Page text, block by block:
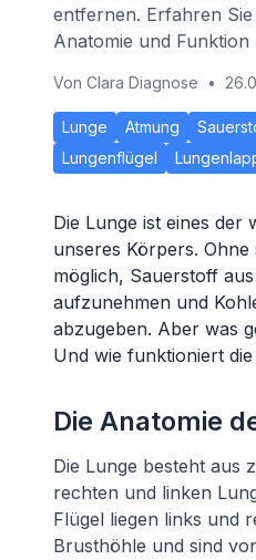
entfernen. Erfahren
Anatomie und
Von Clara Diagnose •
Lunge Atmung
Lungenflügel
Die Lunge ist eines der
unseres Körpers.
möglich, Sauerstoff
aufzunehmen und
abzugeben. Aber was
Und wie funktioniert
Die Anatomie
Die Lunge besteht aus
rechten und linken
Flügel liegen links und
Brusthöhle und sind